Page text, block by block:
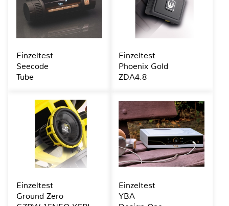
Einzeltest
Seecode
Tube
Einzeltest
Phoenix Gold
ZDA4.8
Einzeltest
Ground Zero
Einzeltest
YBA